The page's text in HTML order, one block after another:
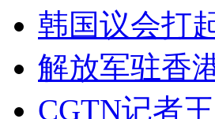
韩国议会打
解放军驻香
CGTN记者